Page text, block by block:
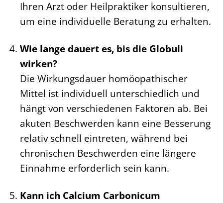
Ihren Arzt oder Heilpraktiker konsultieren,
um eine individuelle Beratung zu erhalten.
Wie lange dauert es, bis die Globuli
wirken?
Die Wirkungsdauer homöopathischer
Mittel ist individuell unterschiedlich und
hängt von verschiedenen Faktoren ab. Bei
akuten Beschwerden kann eine Besserung
relativ schnell eintreten, während bei
chronischen Beschwerden eine längere
Einnahme erforderlich sein kann.
Kann ich Calcium Carbonicum